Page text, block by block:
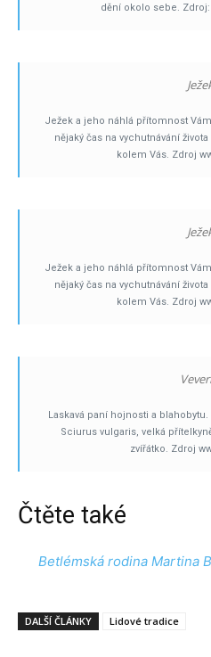
dění okolo sebe.
Ježek a jeho náhlá přítomnost
nějaký čas na vychutnávání
kolem Vás. Zdroj
Ježek a jeho náhlá přítomnost
nějaký čas na vychutnávání
kolem Vás. Zdroj
Laskavá paní hojnosti a
Sciurus vulgaris, velká
zvířátko. Zdroj
Čtěte také
Betlémská rodina Martina
DALŠÍ ČLÁNKY Lidové tradice